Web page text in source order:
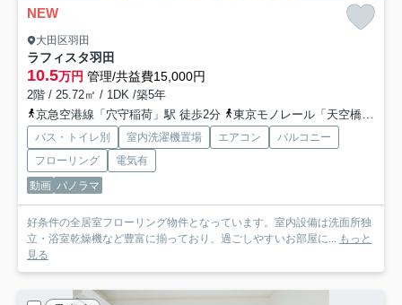
NEW
大田区羽田
ラフィスタ羽田
10.5万円 管理/共益費15,000円
2階 / 25.72㎡ / 1DK /築5年
京急空港線「穴守稲荷」駅 徒歩2分
東京モノレール「天空橋」駅 徒歩7分
バス・トイレ別 室内洗濯機置場 エアコン
バルコニー
フローリング
電気有
動画 パノラマ
好条件の全居室フローリング物件となっています。室内設備は洗面所独
立・浴室乾燥機など豊富に揃っており、過ごしやすいお部屋に... もっと
見る